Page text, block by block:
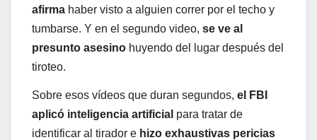
afirma haber visto a alguien correr por el techo y
tumbarse. Y en el segundo video, se ve al
presunto asesino huyendo del lugar después del
tiroteo.
Sobre esos vídeos que duran segundos, el FBI
aplicó inteligencia artificial para tratar de
identificar al tirador e hizo exhaustivas pericias